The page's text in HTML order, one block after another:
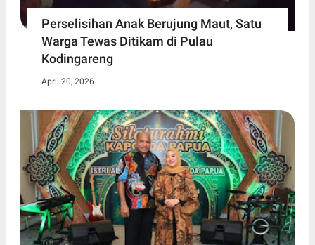
Perselisihan Anak Berujung Maut, Satu
Warga Tewas Ditikam di Pulau
Kodingareng
April 20, 2026